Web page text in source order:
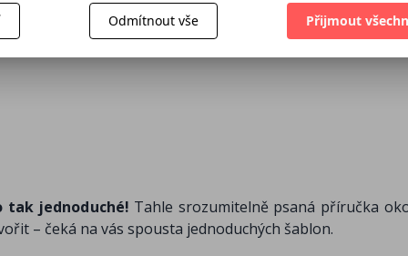
Kč 290 Kč 439 Kč
386 Kč
tak jednoduché! Tahle srozumitelně psaná příručka
– čeká na vás spousta jednoduchých šablon.
Odmítnout vše Přijmout